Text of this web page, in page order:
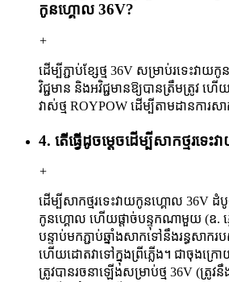
កូនហ្គោល 36V?
+
ដើម្បីភ្ជាប់ខ្សែថ្ម 36V សម្រាប់រទេះវា
វិជ្ជមាន និងអវិជ្ជមានឱ្យបានត្រឹមត្រូវ ហ
វាស់ថ្ម ROYPOW ដើម្បីតាមដានការសា
4. តើធ្វើដូចម្តេចដើម្បីសាកថ្មរទេ
+
ដើម្បីសាកថ្មរទេះវាយកូនហ្គោល 36V ដំបូ
កូនហ្គោល ហើយផ្តាច់បន្ទុកណាមួយ (ឧ. ភ្
បន្ទាប់មកភ្ជាប់ឆ្នាំងសាកទៅនឹងរន្ធសាក
ហើយដោតវាទៅក្នុងព្រីភ្លើង។ ជាចុងក្រ
ត្រូវបានរចនាឡើងសម្រាប់ថ្ម 36V (ត្រូវនឹ